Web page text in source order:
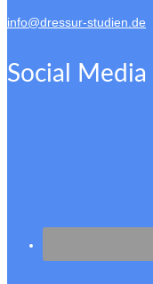
info@dressur-studien.de
Social Media